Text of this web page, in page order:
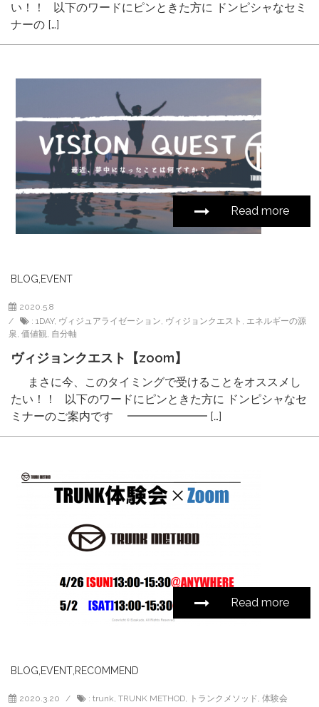
い！！ 以下のワードにピンときた方に ドンピシャなセミ
ナーの […]
Read more
BLOG,EVENT
2020.5.8
: 1DAY, ヴィジュアライゼーション, ヴィジョンクエスト , エネルギーの源
泉, 価値観, 自分軸
ヴィジョンクエスト【zoom】
まさに今、このタイミングで受けることをオススメし
たい！！ 以下のワードにピンときた方に ドンピシャなセ
ミナーのご案内です ━━━━━━━ […]
Read more
BLOG,EVENT,RECOMMEND
2020.3.20 : trunk, TRUNK METHOD, トランクメソッド, 体験会